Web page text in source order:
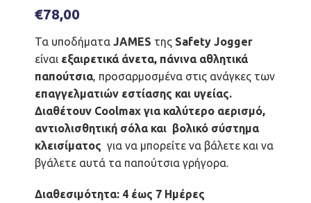
€78,00
Τα υποδήματα JAMES της Safety Jogger
είναι εξαιρετικά άνετα, πάνινα αθλητικά
παπούτσια, προσαρμοσμένα στις ανάγκες των
επαγγελματιών εστίασης και υγείας.
Διαθέτουν Coolmax για καλύτερο αερισμό,
αντιολισθητική σόλα και βολικό σύστημα
κλεισίματος για να μπορείτε να βάλετε και να
βγάλετε αυτά τα παπούτσια γρήγορα.
Διαθεσιμότητα: 4 έως 7 Ημέρες